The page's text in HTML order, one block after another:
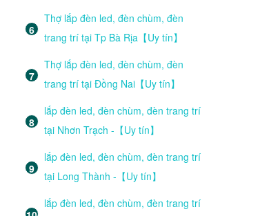
Thợ lắp đèn led, đèn chùm, đèn
trang trí tại Tp Bà Rịa【Uy tín】
Thợ lắp đèn led, đèn chùm, đèn
trang trí tại Đồng Nai【Uy tín】
lắp đèn led, đèn chùm, đèn trang trí
tại Nhơn Trạch -【Uy tín】
lắp đèn led, đèn chùm, đèn trang trí
tại Long Thành -【Uy tín】
lắp đèn led, đèn chùm, đèn trang trí